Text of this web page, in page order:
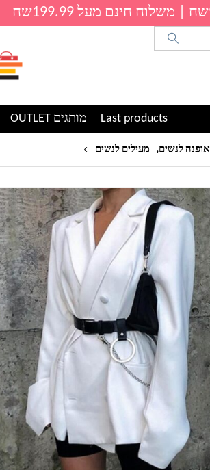
Last products מותגים OUTLET
אופנה לנשים, מעילים לנשים